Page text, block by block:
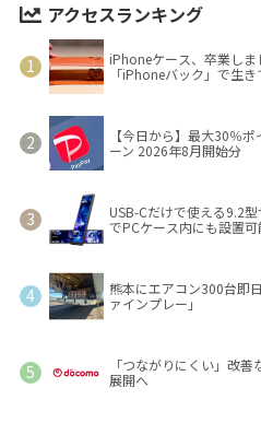
アクセスランキング
iPhoneケース、卒業し
「iPhoneバック」で生き
【今日から】最大30％
ーン 2026年8月開始分
USB-Cだけで使える9.2
でPCケース内にも設置可
熊本にエアコン300台即
ァインプレー」
「つながりにくい」改
展開へ